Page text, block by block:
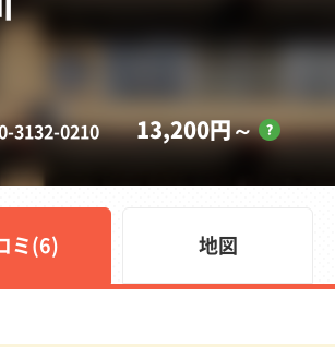
3132-0210 13,200円～
ミ(6) 地図